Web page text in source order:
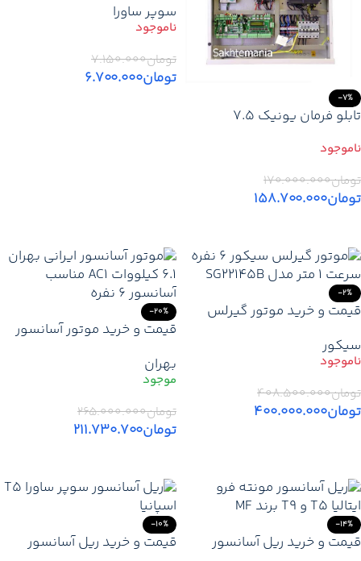
-7%
تابلو فرمان یونیک 7.5
+ کارکدک – قیمت و خرید
تومان۱۷۰.۰۰۰.۰۰۰
تومان۱۵۸.۷۰۰.۰۰۰
سوپر ساورا
تومان۷.۱۵۰.۰۰۰
تومان۶.۷۰۰.۰۰۰
-2%
قیمت و خرید موتور گیرلس
3.6KW
سیکور
تومان۴۰۸.۵۰۰.۰۰۰
تومان۴۰۰.۰۰۰.۰۰۰
-20%
قیمت و خرید موتور آسانسور
نفره
بهران
تومان۲۶۵.۰۰۰.۰۰۰
تومان۲۱۱.۷۳۰.۷۰۰
-14%
قیمت و خرید ریل آسانسور
-10%
قیمت و خرید ریل آسانسور